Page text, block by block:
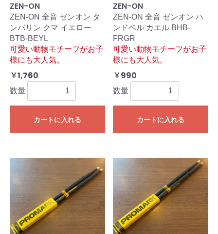
ZEN-ON
ZEN-ON 全音 ゼンオン タ
ンバリン クマ イエロー
BTB-BEYL
可愛い動物モチーフがお子
様にも大人気。
￥1,760
数量
カートに入れる
ZEN-ON
ZEN-ON 全音 ゼンオン ハ
ンドベル カエル BHB-
FRGR
可愛い動物モチーフがお子
様にも大人気。
￥990
数量
カートに入れる